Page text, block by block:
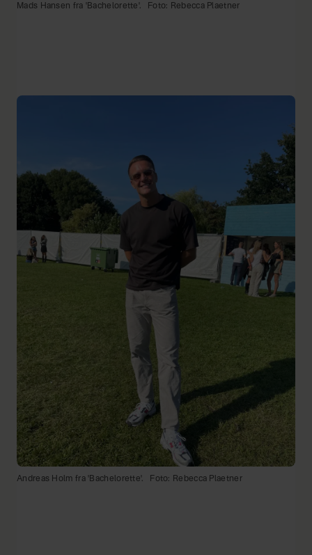
Mads Hansen fra 'Bachelorette'. Foto: Rebecca Plaetner
Andreas Holm fra 'Bachelorette'. Foto: Rebecca Plaetner